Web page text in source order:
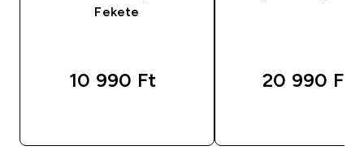
Fekete
10 990 Ft‎ 20 990 Ft‎